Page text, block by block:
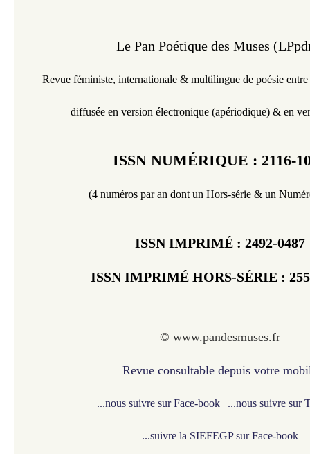
Le Pan Poétique des Muses
Revue féministe, internationale &multilingue de poésie
diffusée en version électronique (apériodique) & en
ISSN NUMÉRIQUE : 2116-
(4 numéros par an dont un Hors-série & un
ISSN IMPRIMÉ : 2492-0487
ISSN IMPRIMÉ HORS-SÉRIE :
© www.pandesmuses.fr
Revue consultable depuis votre
...nous suivre sur Face-book| ...nous suivre sur
...suivre la SIEFEGP sur Face-book